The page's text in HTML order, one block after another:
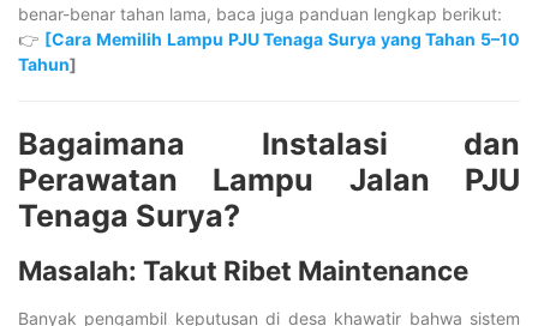
benar-benar tahan lama, baca juga panduan lengkap berikut:
👉 [Cara Memilih Lampu PJU Tenaga Surya yang Tahan 5–10
Tahun]
Bagaimana Instalasi dan
Perawatan Lampu Jalan PJU
Tenaga Surya?
Masalah: Takut Ribet Maintenance
Banyak pengambil keputusan di desa khawatir bahwa sistem